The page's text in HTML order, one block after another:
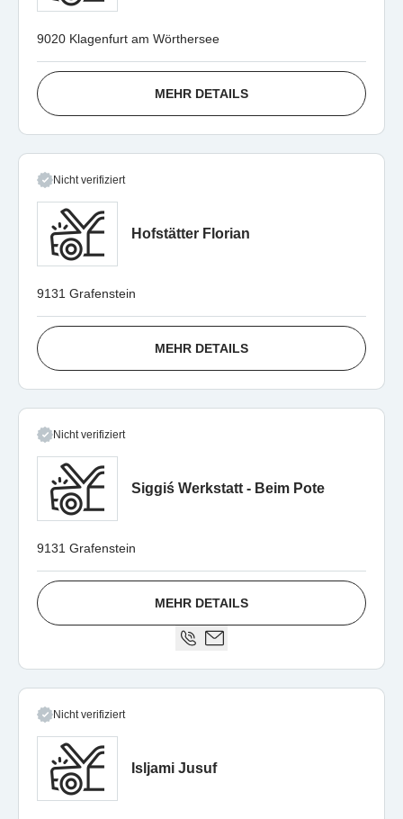
9020 Klagenfurt am Wörthersee
MEHR DETAILS
Nicht verifiziert
Hofstätter Florian
9131 Grafenstein
MEHR DETAILS
Nicht verifiziert
Siggiś Werkstatt - Beim Pote
9131 Grafenstein
MEHR DETAILS
Nicht verifiziert
Isljami Jusuf